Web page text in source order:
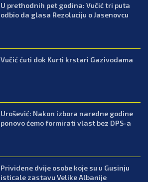
U prethodnih pet godina: Vučić tri puta
odbio da glasa Rezoluciju o Jasenovcu
Vučić ćuti dok Kurti krstari Gazivodama
Urošević: Nakon izbora naredne godine
ponovo ćemo formirati vlast bez DPS-a
Prividene dvije osobe koje su u Gusinju
isticale zastavu Velike Albanije